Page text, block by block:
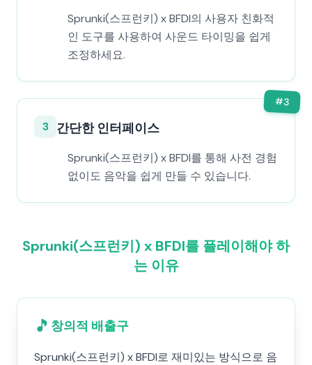
Sprunki(스프런키) x BFDI의 사용자 친화적
인 도구를 사용하여 사운드 타이밍을 쉽게
조정하세요.
#3
3 간단한 인터페이스
Sprunki(스프런키) x BFDI를 통해 사전 경험
없이도 음악을 쉽게 만들 수 있습니다.
Sprunki(스프런키) x BFDI를 플레이해야 하
는 이유
🎵 창의적 배출구
Sprunki(스프런키) x BFDI로 재미있는 방식으로 음